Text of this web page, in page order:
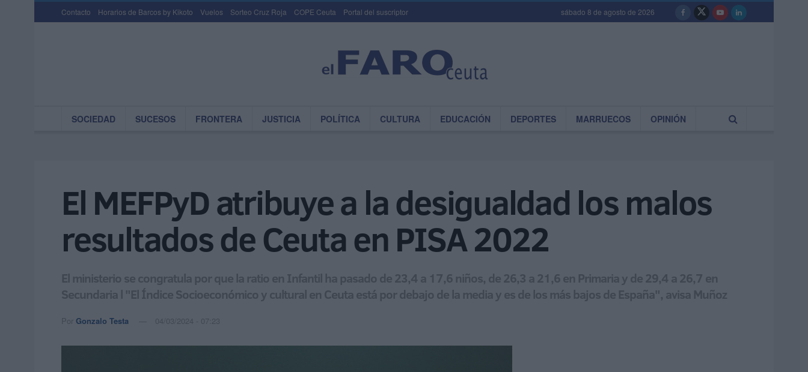
Contacto Horarios de Barcos by Kikoto Vuelos Sorteo Cruz Roja COPE Ceuta Portal del suscriptor sábado 8 de agosto de 2026
SOCIEDAD SUCESOS FRONTERA JUSTICIA POLÍTICA CULTURA EDUCACIÓN DEPORTES MARRUECOS OPINIÓN
El MEFPyD atribuye a la desigualdad los malos
resultados de Ceuta en PISA 2022
El ministerio se congratula por que la ratio en Infantil ha pasado de 23,4 a 17,6 niños, de 26,3 a 21,6 en Primaria y de 29,4 a 26,7 en
Secundaria l "El Índice Socioeconómico y cultural en Ceuta está por debajo de la media y es de los más bajos de España", avisa Muñoz
Por Gonzalo Testa 04/03/2024 - 07:23